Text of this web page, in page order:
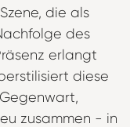
die als
des
erlangt
diese
zusammen - in